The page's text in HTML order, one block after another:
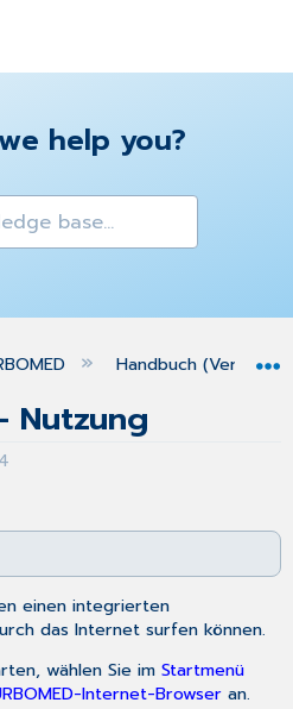
help you?
global hierarchy
Handbuch (Version
Nutzung
einen integrierten
das Internet surfen können.
wählen Sie imStartmenü
Internet-Browser an.